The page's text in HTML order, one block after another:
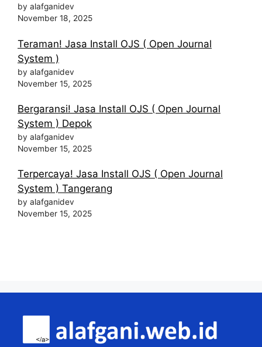
by alafganidev
November 18, 2025
Teraman! Jasa Install OJS ( Open Journal
System )
by alafganidev
November 15, 2025
Bergaransi! Jasa Install OJS ( Open Journal
System ) Depok
by alafganidev
November 15, 2025
Terpercaya! Jasa Install OJS ( Open Journal
System ) Tangerang
by alafganidev
November 15, 2025